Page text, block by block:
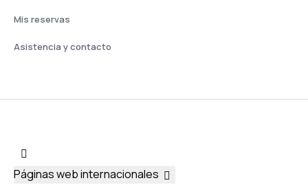
Mis reservas
Asistencia y contacto
Páginas web internacionales